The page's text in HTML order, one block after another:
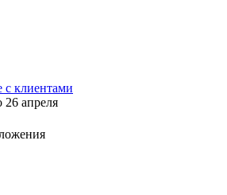
с клиентами
26 апреля